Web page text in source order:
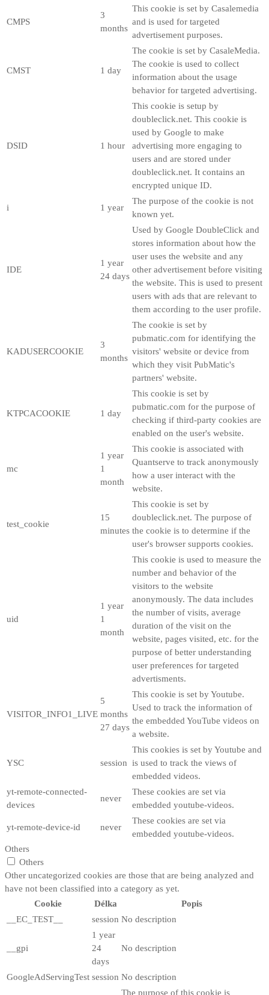
CMPS
3
months
This cookie is set by Casalemedia
and is used for targeted
advertisement purposes.
CMST 1 day
The cookie is set by CasaleMedia.
The cookie is used to collect
information about the usage
behavior for targeted advertising.
DSID 1 hour
This cookie is setup by
doubleclick.net. This cookie is
used by Google to make
advertising more engaging to
users and are stored under
doubleclick.net. It contains an
encrypted unique ID.
i 1 year
The purpose of the cookie is not
known yet.
IDE
1 year
24 days
Used by Google DoubleClick and
stores information about how the
user uses the website and any
other advertisement before visiting
the website. This is used to present
users with ads that are relevant to
them according to the user profile.
KADUSERCOOKIE
3
months
The cookie is set by
pubmatic.com for identifying the
visitors' website or device from
which they visit PubMatic's
partners' website.
KTPCACOOKIE 1 day
This cookie is set by
pubmatic.com for the purpose of
checking if third-party cookies are
enabled on the user's website.
mc
1 year
1
month
This cookie is associated with
Quantserve to track anonymously
how a user interact with the
website.
test_cookie
15
minutes
This cookie is set by
doubleclick.net. The purpose of
the cookie is to determine if the
user's browser supports cookies.
uid
1 year
1
month
This cookie is used to measure the
number and behavior of the
visitors to the website
anonymously. The data includes
the number of visits, average
duration of the visit on the
website, pages visited, etc. for the
purpose of better understanding
user preferences for targeted
advertisments.
VISITOR_INFO1_LIVE
5
months
27 days
This cookie is set by Youtube.
Used to track the information of
the embedded YouTube videos on
a website.
YSC session
This cookies is set by Youtube and
is used to track the views of
embedded videos.
yt-remote-connected-
devices
never
These cookies are set via
embedded youtube-videos.
yt-remote-device-id never
These cookies are set via
embedded youtube-videos.
Others
Others
Other uncategorized cookies are those that are being analyzed and
have not been classified into a category as yet.
Cookie
Délka
Popis
__EC_TEST__
session No description
__gpi
1 year
24
days
No description
GoogleAdServingTest session No description
The purpose of this cookie is